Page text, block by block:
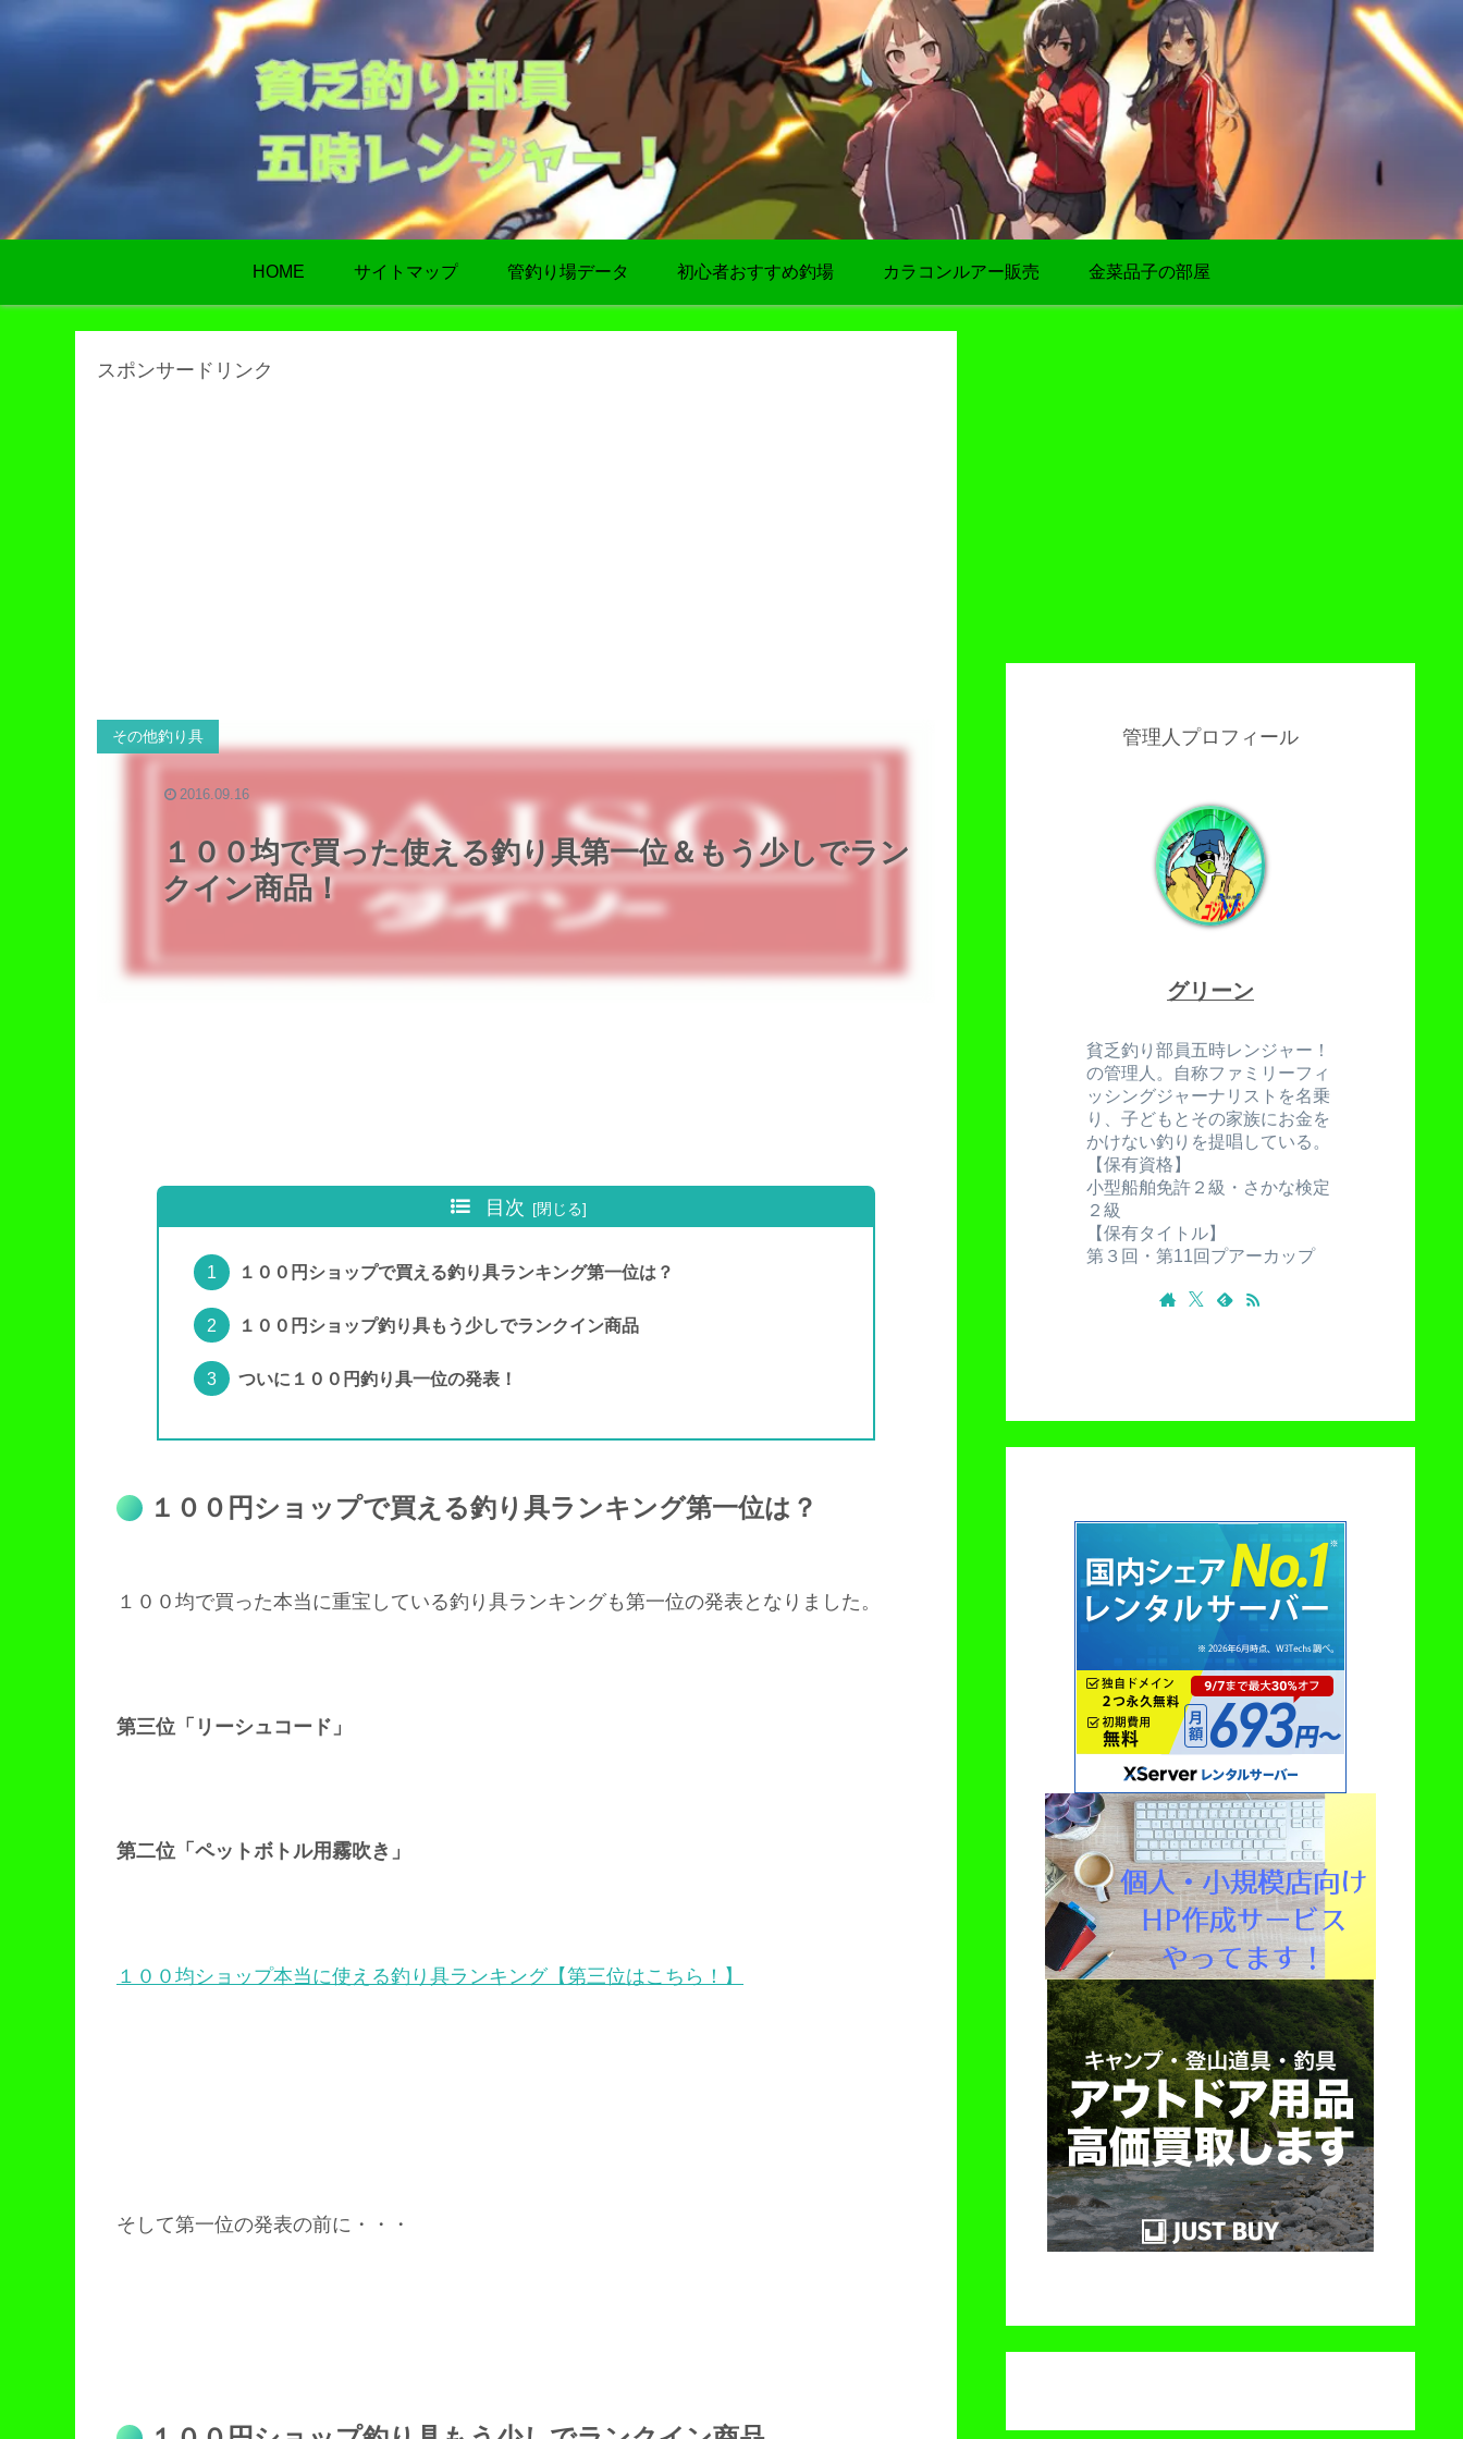
HOME サイトマップ 管釣り場データ 初心者おすすめ釣場 カラコンルアー販売 金菜品子の部屋
スポンサードリンク
１００均で買った使える釣り具第一位＆もう少しでラン
クイン商品！
その他釣り具
2016.09.16
目次
１００円ショップで買える釣り具ランキング第一位は？
１００円ショップ釣り具もう少しでランクイン商品
ついに１００円釣り具一位の発表！
１００円ショップで買える釣り具ランキング第一位は？
１００均で買った本当に重宝している釣り具ランキングも第一位の発表となりました。
第三位「リーシュコード」
第二位「ペットボトル用霧吹き」
１００均ショップ本当に使える釣り具ランキング【第三位はこちら！】
そして第一位の発表の前に・・・
管理人プロフィール
グリーン
貧乏釣り部員五時レンジャー！
の管理人。自称ファミリーフィ
ッシングジャーナリストを名乗
り、子どもとその家族にお金を
かけない釣りを提唱している。
【保有資格】
小型船舶免許２級・さかな検定
２級
【保有タイトル】
第３回・第11回プアーカップ